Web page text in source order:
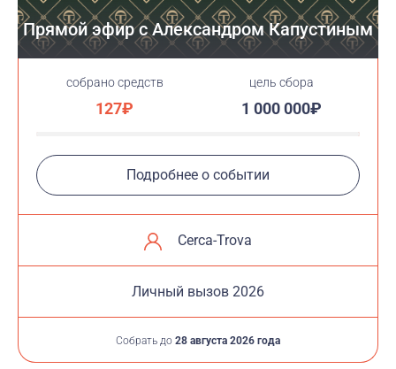
Прямой эфир с Александром Капустиным
cобрано средств
127₽
цель сбора
1 000 000₽
Подробнее о событии
Cerca-Trova
Личный вызов 2026
Собрать до 28 августа 2026 года